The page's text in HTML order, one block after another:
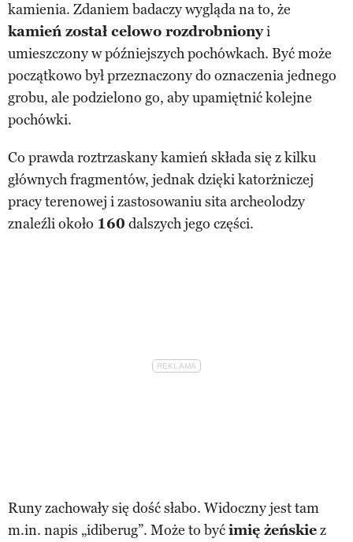
kamienia. Zdaniem badaczy wygląda na to, że
kamień został celowo rozdrobnionyi
umieszczony w późniejszych pochówkach. Być może
początkowo był przeznaczony do oznaczenia jednego
grobu, ale podzielono go, aby upamiętnić kolejne
pochówki.
Co prawda roztrzaskany kamień składa się z kilku
głównych fragmentów, jednak dzięki katorżniczej
pracy terenowej i zastosowaniu sita archeolodzy
znaleźli około 160 dalszych jego części.
Runy zachowały się dość słabo. Widoczny jest tam
m.in. napis „idiberug”. Może to byćimię żeńskiez